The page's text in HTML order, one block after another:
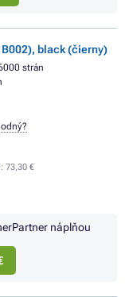
black (čierny)
strán
73,30 €
náplňou